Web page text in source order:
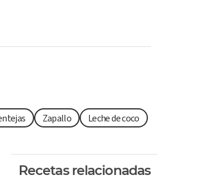
Zapallo
Leche de coco
Recetas relacionadas